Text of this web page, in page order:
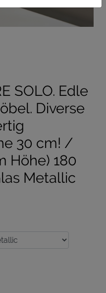
SOLO. Edle
Diverse
30 cm! /
Höhe) 180
Metallic